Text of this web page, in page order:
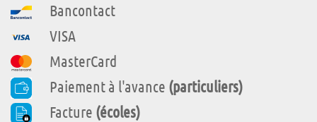
Bancontact
VISA
MasterCard
Paiement à l'avance (particuliers)
Facture (écoles)